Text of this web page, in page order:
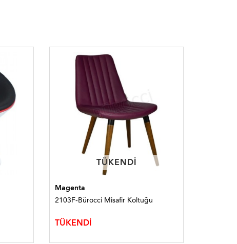
TÜKENDI
TÜKENDI
Magenta
2103F-Bürocci Misafir Koltuğu
TÜKENDİ